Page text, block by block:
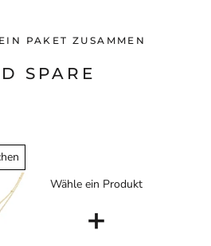
PAKET ZUSAMMEN
SPARE
Wähle ein Produkt
+